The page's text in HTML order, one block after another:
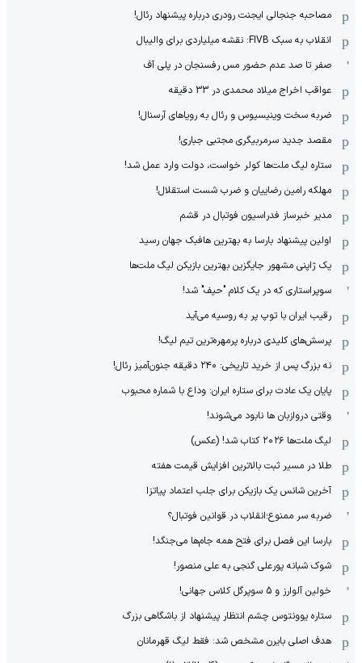
مصاحبه جنجالی ایجنت رودری درباره پیشنهاد رئال!
انقلاب به سبک FIVB: نقشه میلیاردی برای والیبال
صفر تا صد عدم حضور مس رفسنجان در پلی آف
عواقب اخراج میلاد محمدی در 33 دقیقه
ضربه سخت وینیسیوس و رئال به رویاهای آرسنال!
مقصد جدید سرمربیگری مجتبی جباری!
ستاره لیگ ملت‌ها کولر خواست، دولت وارد عمل شد!
مهلکه رامین رضاییان و ضرب شست استقلال!
مدیر خبرساز فدراسیون فوتبال در قشم
اولین پیشنهاد بارسا به بهترین هافبک جهان رسید
یک ژاپنی مشهور جایگزین بهترین بازیکن لیگ ملت‌ها
سوپراستاری که در یک کلام "حیف" شد!
رقیب ایران با توپ پر به روسیه می‌آید
پرسش‌های کلیدی درباره پرمهره‌ترین تیم لیگ!
نه بزرگ پس از خرید تاریخی: ۲۴۰ دقیقه جنون‌آمیز رئال!
پایان یک عادت برای ستاره ایران: وداع با شماره محبوب
وقتی دروازبان ها نابود می‌شوند!
لیگ ملت‌ها ٢٠٢۶ کتاب شد! (عکس)
طلا در مسیر ثبت بالاترین افزایش قیمت هفته
آخرین شانس یک بازیکن برای جلب اعتماد پیاتزا
ضربه سر ممنوع؛انقلاب در قوانین فوتبال؟
بارسا این فصل برای فتح همه جام‌ها می‌جنگد!
شوک شبانه پورعلی گنجی به علی منصور!
خولین آلوارز و 5 سوپرگل کلاس جهانی!
ستاره یوونتوس چشم انتظار پیشنهاد از باشگاهی بزرگ
هدف اصلی بایرن مشخص شد: فقط لیگ قهرمانان